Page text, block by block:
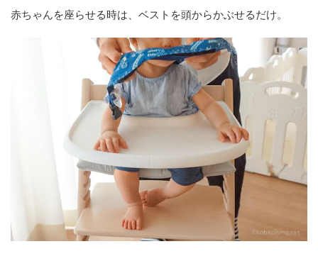
赤ちゃんを座らせる時は、ベストを頭からかぶせるだけ。